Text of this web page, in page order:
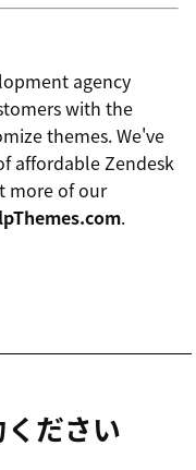
agency
with the
themes. We've
affordable Zendesk
more of our
.
ださい